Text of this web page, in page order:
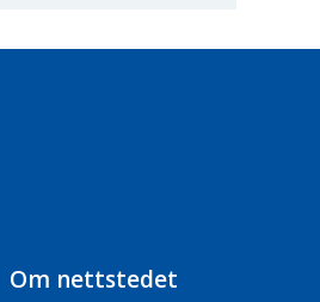
Om nettstedet